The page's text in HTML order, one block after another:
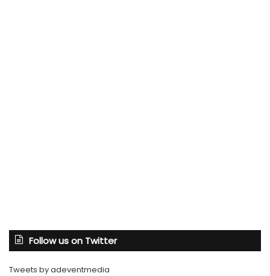
Follow us on Twitter
Tweets by adeventmedia